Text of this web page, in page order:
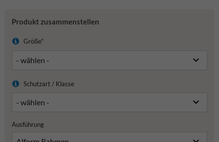
Produkt zusammenstellen
Größe*
Schutzart / Klasse
Ausführung